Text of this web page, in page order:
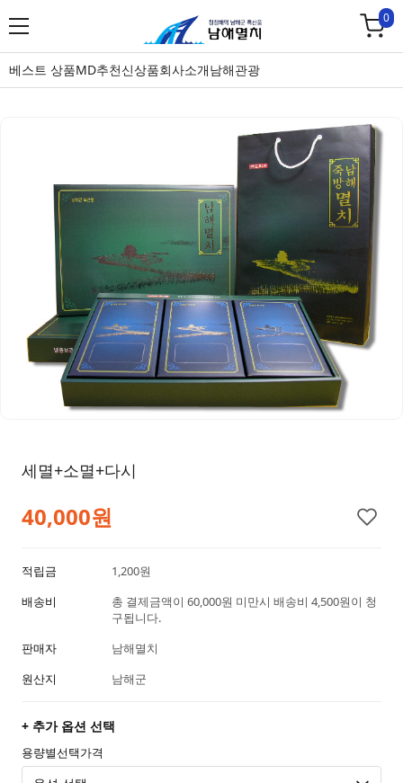
0
베스트 상품MD추천신상품회사소개남해관광
세멸+소멸+다시
40,000원
적립금
1,200원
배송비
총 결제금액이 60,000원 미만시 배송비 4,500원이 청
구됩니다.
판매자
남해멸치
원산지
남해군
+ 추가 옵션 선택
용량별선택가격